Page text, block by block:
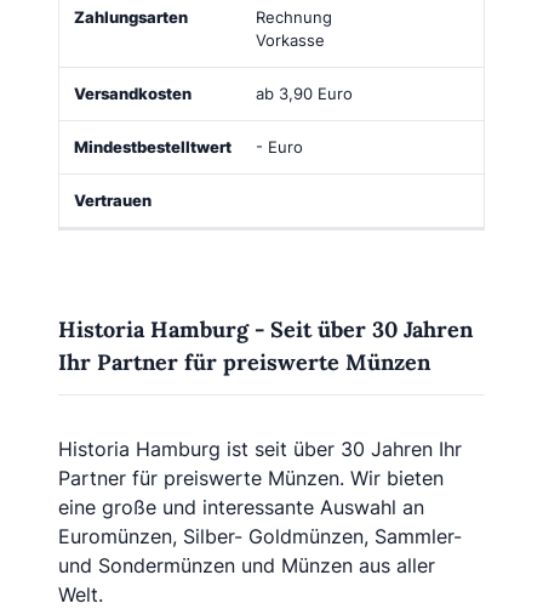
Rechnung
Vorkasse
ab 3,90 Euro
- Euro
Historia Hamburg - Seit über 30 Jahren
Ihr Partner für preiswerte Münzen
Historia Hamburg ist seit über 30 Jahren Ihr
Partner für preiswerte Münzen. Wir bieten
eine große und interessante Auswahl an
Euromünzen, Silber- Goldmünzen, Sammler-
und Sondermünzen und Münzen aus aller
Welt.